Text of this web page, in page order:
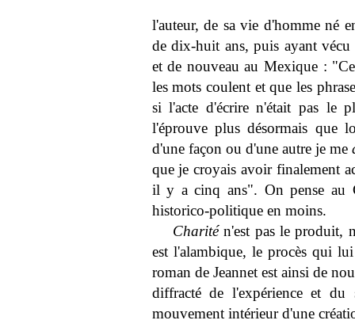
l'auteur, de sa vie d'homme né
de dix-huit ans, puis ayant vécu
et de nouveau au Mexique :
les mots coulent et que les
si l'acte d'écrire n'était pas le
l'éprouve plus désormais que
d'une façon ou d'une autre je me
que je croyais avoir finalement
il y a cinq ans". On pense au
historico-politique en moins.
Charitén'est pas le produit,
est l'alambique, le procès qui
roman de Jeannet est ainsi de
diffracté de l'expérience et du
mouvement intérieur d'une